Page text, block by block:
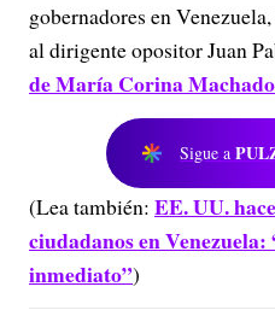
gobernadores en
al dirigente opositor Juan
de María Corina
Sigue a
(Lea también: EE. UU.
ciudadanos en Venezuela:
inmediato”)